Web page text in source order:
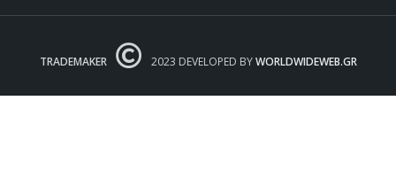
TRADEMAKER 2023 DEVELOPED BYWORLDWIDEWEB.GR